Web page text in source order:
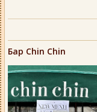
Бар Chin Chin